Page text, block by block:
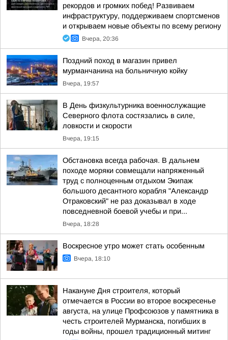
рекордов и громких побед! Развиваем
инфраструктуру, поддерживаем спортсменов
и открываем новые объекты по всему региону
Вчера, 20:36
Поздний поход в магазин привел
мурманчанина на больничную койку
Вчера, 19:57
В День физкультурника военнослужащие
Северного флота состязались в силе,
ловкости и скорости
Вчера, 19:15
Обстановка всегда рабочая. В дальнем
походе моряки совмещали напряженный
труд с полноценным отдыхом Экипаж
большого десантного корабля "Александр
Отраковский" не раз доказывал в ходе
повседневной боевой учебы и при...
Вчера, 18:28
Воскресное утро может стать особенным
Вчера, 18:10
Накануне Дня строителя, который
отмечается в России во второе воскресенье
августа, на улице Профсоюзов у памятника в
честь строителей Мурманска, погибших в
годы войны, прошел традиционный митинг